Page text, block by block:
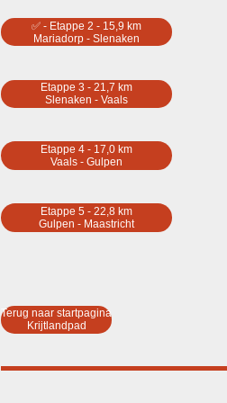
✅ - Etappe 2 - 15,9 km
Mariadorp - Slenaken
Etappe 3 - 21,7 km
Slenaken - Vaals
Etappe 4 - 17,0 km
Vaals - Gulpen
Etappe 5 - 22,8 km
Gulpen - Maastricht
Terug naar startpagina
Krijtlandpad